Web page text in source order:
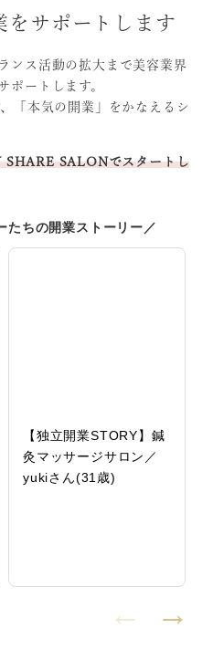
たちの開業ストーリー／
【独立開業STORY】鍼
灸マッサージサロン／
yukiさん(31歳)
をサポートします
ンス活動の拡大まで美容業界
ポートします。
「本気の開業」をかなえる シ
SHARE SALONでスタートし